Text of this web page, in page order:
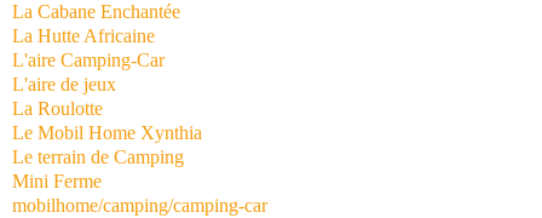
La Cabane Enchantée
La Hutte Africaine
L'aire Camping-Car
L'aire de jeux
La Roulotte
Le Mobil Home Xynthia
Le terrain de Camping
Mini Ferme
mobilhome/camping/camping-car